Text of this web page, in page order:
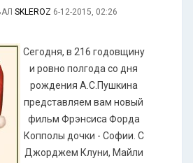
SKLEROZ 6-12-2015, 02:26
Сегодня, в 216 годовщину
и ровно полгода со дня
рождения А.С.Пушкина
представляем вам новый
фильм Фрэнсиса Форда
Копполы дочки - Софии. C
Джорджем Клуни, Майли